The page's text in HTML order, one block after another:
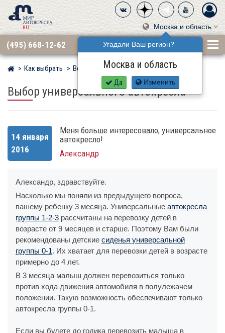
Москва и область
Угадали Ваш регион?
Москва и область
Да Изменить
(495) 668-12-62
Мир детских автокресел
Как выбрать Вопросы
Выбор универсального автокресла
14 января
2016
Меня больше интересовало, универсальное
автокресло!
Александр
Александр, здравствуйте.
Насколько мы поняли из предыдущего вопроса,
вашему ребенку 3 месяца. Универсальные автокресла
группы 1-2-3 рассчитаны на перевозку детей в
возрасте от 9 месяцев и старше. Поэтому Вам были
рекомендованы детские сиденья универсальной
группы 0-1. Их хватает для перевозки детей в возрасте
примерно до 4 лет.
В 3 месяца малыш должен перевозиться только
против хода движения автомобиля в полулежачем
положении. Такую возможность обеспечивают только
автокресла группы 0-1.
Если вы будете до годика перевозить малыша в